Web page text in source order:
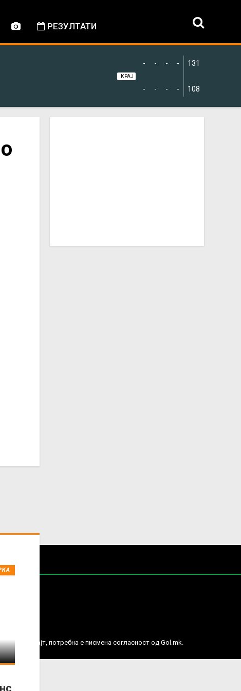
РЕЗУЛТАТИ
131
108
-
-
-
-
-
-
-
-
КРАЈ
веб сајт, потребна е писмена согласност од Gol.mk.